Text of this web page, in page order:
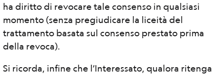
ha diritto di revocare tale consenso in qualsiasi
momento (senza pregiudicare la liceità del
trattamento basata sul consenso prestato prima
della revoca).
Si ricorda, infine che l’Interessato, qualora ritenga